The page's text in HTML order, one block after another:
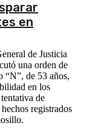
en
de Justicia
una orden de
“N”, de 53 años,
en los
de
registrados